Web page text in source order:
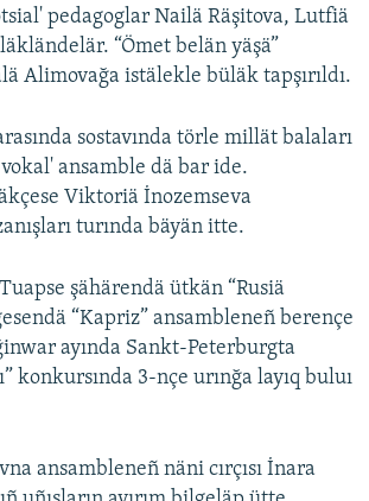
pedagoglar Nailä Räşitova, Lutfiä
“Ömet belän yäşä”
Alimovağa istälekle büläk tapşırıldı.
sostavında törle millät balaları
ansamble dä bar ide.
Viktoriä İnozemseva
turında bäyän itte.
şähärendä ütkän “Rusiä
“Kapriz” ansambleneñ berençe
ayında Sankt-Peterburgta
konkursında 3-nçe urınğa layıq buluı
ansambleneñ näni cırçısı İnara